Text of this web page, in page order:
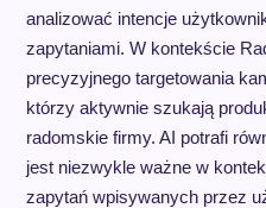
analizować intencje
zapytaniami. W kontekście
precyzyjnego targetowania
którzy aktywnie szukają
radomskie firmy. AI potrafi
jest niezwykle ważne w
zapytań wpisywanych przez